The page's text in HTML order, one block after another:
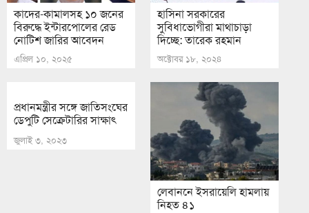
কাদের-কামালসহ ১০ জনের
বিরুদ্ধে ইন্টারপোলের রেড
নোটিশ জারির আবেদন
এপ্রিল ১০, ২০২৫
হাসিনা সরকারের
সুবিধাভোগীরা মাথাচাড়া
দিচ্ছে: তারেক রহমান
অক্টোবর ১৮, ২০২৪
প্রধানমন্ত্রীর সঙ্গে জাতিসংঘের
ডেপুটি সেক্রেটারির সাক্ষাৎ
জুলাই ৩, ২০২৩
লেবাননে ইসরায়েলি হামলায়
নিহত ৪১